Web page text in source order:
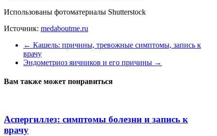
Использованы фотоматериалы Shutterstock
Источник: medaboutme.ru
← Кашель: причины, тревожные симптомы, запись к
врачу
Эндометриоз яичников и его причины →
Вам также может понравиться
Аспергиллез: симптомы болезни и запись к
врачу